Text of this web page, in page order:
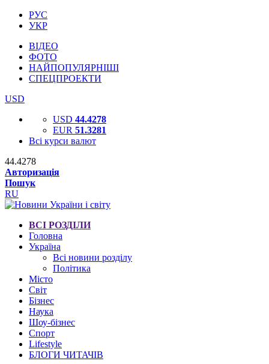
РУС
УКР
ВІДЕО
ФОТО
НАЙПОПУЛЯРНІШІ
СПЕЦПРОЕКТИ
USD
USD 44.4278
EUR 51.3281
Всі курси валют
44.4278
Авторизація
Пошук
RU
ВСІ РОЗДІЛИ
Головна
Україна
Всі новини розділу
Політика
Місто
Світ
Бізнес
Наука
Шоу-бізнес
Спорт
Lifestyle
БЛОГИ ЧИТАЧІВ